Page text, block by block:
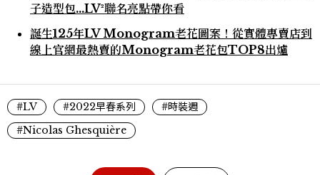
子造型包…LV²聯名亮點帶你看
誕生125年LV Monogram老花圖案！從實體專賣店到
線上官網最熱賣的Monogram老花包TOP8出爐
#LV #2022早春系列
#時裝週
#Nicolas Ghesquière